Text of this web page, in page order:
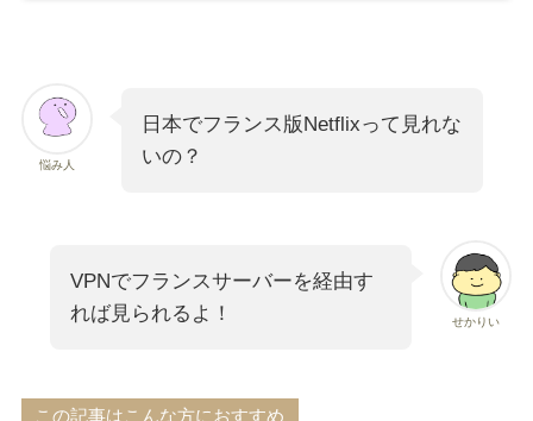
悩み人
日本でフランス版Netflixって見れな
いの？
せかりい
VPNでフランスサーバーを経由す
れば見られるよ！
この記事はこんな方におすすめ